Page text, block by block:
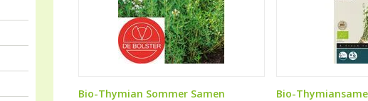
Bio-Thymian Sommer Samen Bio-